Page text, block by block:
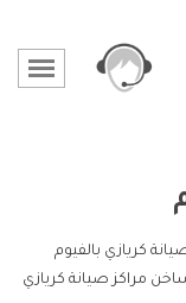
كريازي بالفيوم
مراكز صيانة كريازي